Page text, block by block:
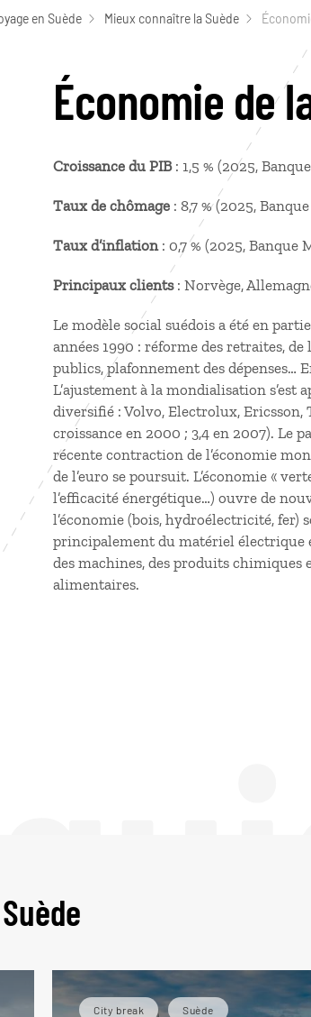
en Suède Mieux connaître la Suède
Économie de
Croissance du PIB : 1,5 % (2025,
Taux de chômage : 8,7 % (2025,
Taux d’inflation: 0,7 % (2025, Banque
Principaux clients: Norvège,
Le modèle social suédois a été en
années 1990 : réforme des retraites,
publics, plafonnement des dépenses…
L’ajustement à la mondialisation
diversifié : Volvo, Electrolux, Ericsson,
croissance en 2000 ; 3,4 en 2007). Le
récente contraction de l’économie
de l’euro se poursuit. L’économie «
l’efficacité énergétique…) ouvre de
l’économie (bois, hydroélectricité, fer)
principalement du matériel électrique
des machines, des produits chimiques
alimentaires.
City break Suède